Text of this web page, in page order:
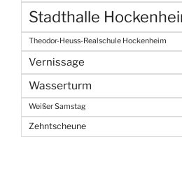
Stadthalle
Theodor-Heuss-Realschule Hockenheim
Vernissage
Wasserturm
Weißer Samstag
Zehntscheune